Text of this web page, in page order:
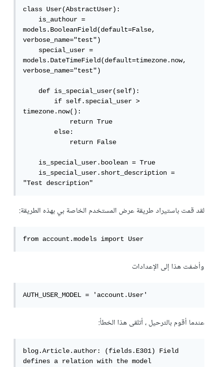
class User(AbstractUser):
    is_authour =
models.BooleanField(default=False,
verbose_name="test")
    special_user =
models.DateTimeField(default=timezone.now,
verbose_name="test")
    def is_special_user(self):
        if self.special_user >
timezone.now():
            return True
        else:
            return False
    is_special_user.boolean = True
    is_special_user.short_description =
"Test description"
لقد قمت باستيراد طريقة عرض المستخدم الخاصة بي بهذه الطريقة:
from account.models import User
وأضفت هذا إلى الإعدادات
AUTH_USER_MODEL = 'account.User'
عندما أقوم بالترحيل ، أتلقى هذا الخطأ:
blog.Article.author: (fields.E301) Field
defines a relation with the model